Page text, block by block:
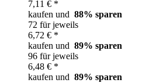
7,11 € *
kaufen und 88% sparen
72 für jeweils
6,72 € *
kaufen und 89% sparen
96 für jeweils
6,48 € *
kaufen und 89% sparen